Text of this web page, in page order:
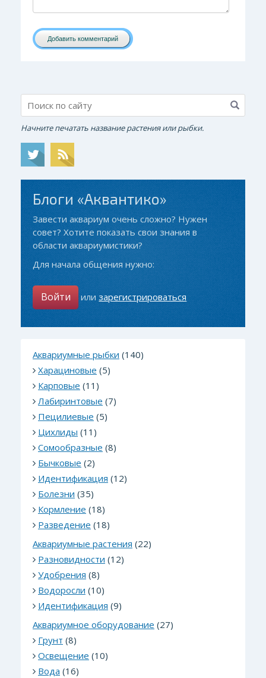
Добавить комментарий
Начните печатать название растения или рыбки.
Блоги «Аквантико»
Завести аквариум очень сложно? Нужен
совет? Хотите показать свои знания в
области аквариумистики?
Для начала общения нужно:
Войти илизарегистрироваться
Аквариумные рыбки (140)
Харациновые (5)
Карповые (11)
Лабиринтовые (7)
Пецилиевые (5)
Цихлиды (11)
Сомообразные (8)
Бычковые (2)
Идентификация (12)
Болезни (35)
Кормление (18)
Разведение (18)
Аквариумные растения (22)
Разновидности (12)
Удобрения (8)
Водоросли (10)
Идентификация (9)
Аквариумное оборудование (27)
Грунт (8)
Освещение (10)
Вода (16)